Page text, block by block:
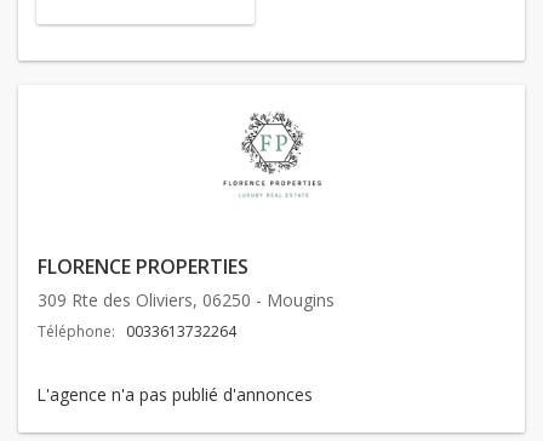
FLORENCE PROPERTIES
309 Rte des Oliviers, 06250 - Mougins
Téléphone: 0033613732264
L'agence n'a pas publié d'annonces